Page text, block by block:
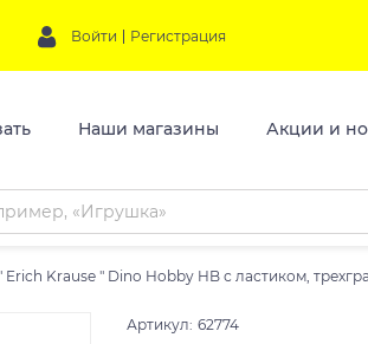
Войти Регистрация
Наши магазины Акции и
Erich Krause " Dino Hobby HB с ластиком,
Артикул: 62774